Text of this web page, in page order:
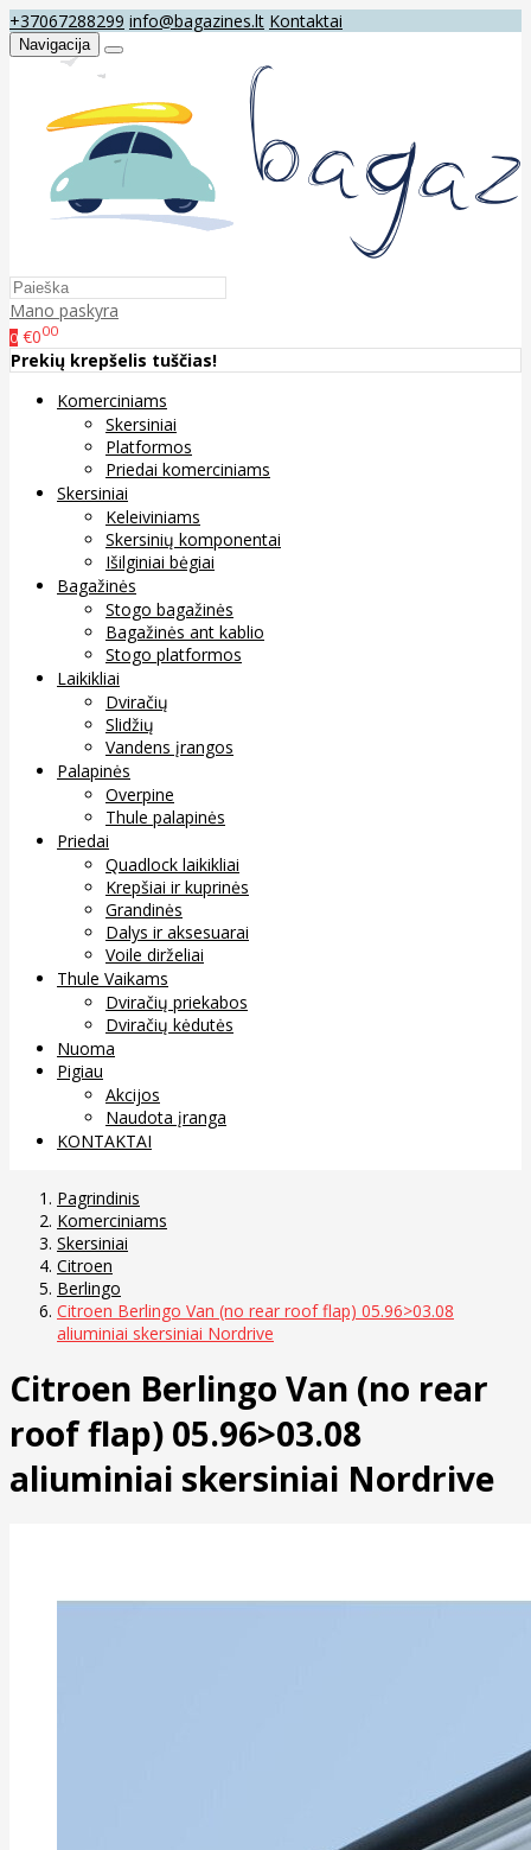
+37067288299 info@bagazines.lt Kontaktai
Navigacija
Mano paskyra
0 €000
Prekių krepšelis tuščias!
Komerciniams
Skersiniai
Platformos
Priedai komerciniams
Skersiniai
Keleiviniams
Skersinių komponentai
Išilginiai bėgiai
Bagažinės
Stogo bagažinės
Bagažinės ant kablio
Stogo platformos
Laikikliai
Dviračių
Slidžių
Vandens įrangos
Palapinės
Overpine
Thule palapinės
Priedai
Quadlock laikikliai
Krepšiai ir kuprinės
Grandinės
Dalys ir aksesuarai
Voile dirželiai
Thule Vaikams
Dviračių priekabos
Dviračių kėdutės
Nuoma
Pigiau
Akcijos
Naudota įranga
KONTAKTAI
Pagrindinis
Komerciniams
Skersiniai
Citroen
Berlingo
Citroen Berlingo Van (no rear roof flap) 05.96>03.08
aliuminiai skersiniai Nordrive
Citroen Berlingo Van (no rear
roof flap) 05.96>03.08
aliuminiai skersiniai Nordrive